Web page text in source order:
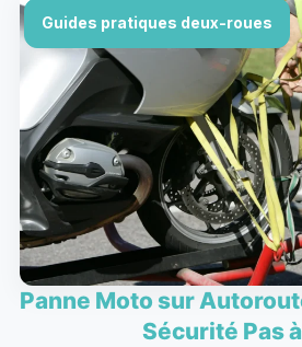
Guides pratiques deux-roues
Panne Moto sur
Sécurité Pas